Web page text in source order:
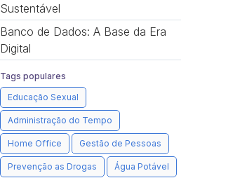
Sustentável
Banco de Dados: A Base da Era
Digital
Tags populares
Educação Sexual
Administração do Tempo
Home Office Gestão de Pessoas
Prevenção as Drogas Água Potável